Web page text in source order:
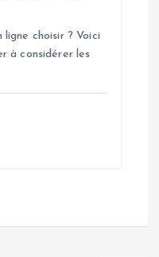
ligne choisir ? Voici
à considérer les